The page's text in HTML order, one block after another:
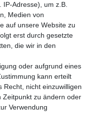
gelesen habe. Meine
Adresse), um z.B.
Medien von
auf unsere Website zu
erst durch gesetzte
die wir in den
oder aufgrund eines
kann erteilt
Recht, nicht einzuwilligen
Zeitpunkt zu ändern oder
Verwendung